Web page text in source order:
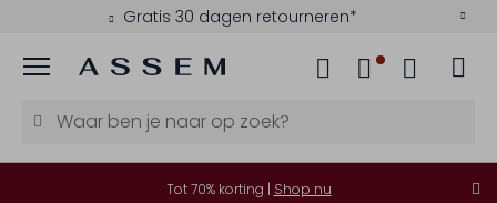
Gratis 30 dagen retourneren*
Menu
Tot 70% korting | Shop nu